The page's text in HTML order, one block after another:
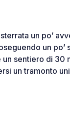
un po’
un po’
sentiero di 30
un tramonto